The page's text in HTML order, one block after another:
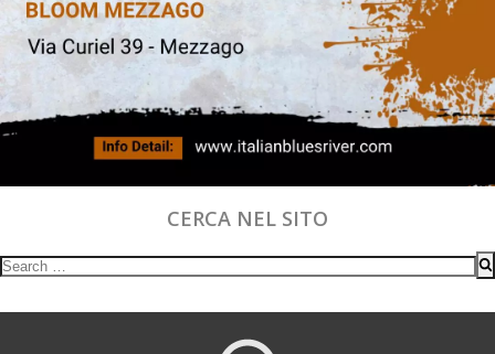
CERCA NEL SITO
Search